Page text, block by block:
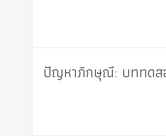
ปัญหาภิกษุณี: บททดส